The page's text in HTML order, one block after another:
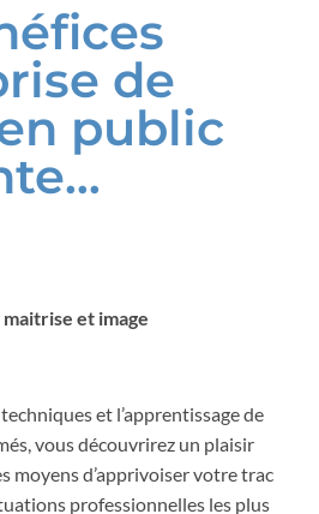
de
public
et image
et l’apprentissage de
vous découvrirez un plaisir
moyens d’apprivoiser votre trac
professionnelles les plus